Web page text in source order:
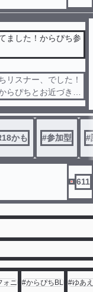
ました！からぴち参
リスナー、でした！
らぴちとお近づきに
画みたいなことがあ
かも #参加型 #
611
ォニ #からぴちBL #ゆあ